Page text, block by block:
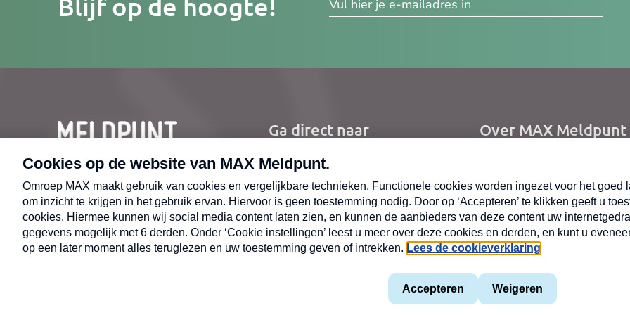
Blijf op de hoogte!
CONTACT
Ga direct naar
Home
Nieuws
Uitzendingen
Oproepen
Over MAX Meldpunt
Algemene voorwaarden Privacyverklaring MAX vakantieman